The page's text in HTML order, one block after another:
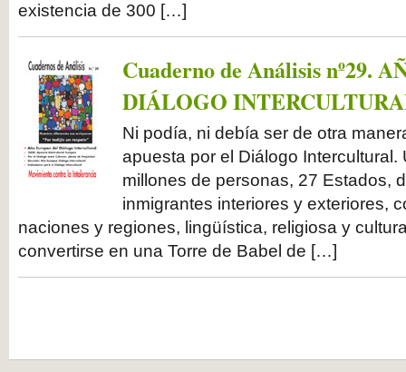
existencia de 300 […]
Cuaderno de Análisis nº29.
DIÁLOGO
Ni podía, ni debía ser de otra
apuesta por el Diálogo Intercultural.
millones de personas, 27 Estados,
inmigrantes interiores y exteriores,
naciones y regiones, lingüística, religiosa y
convertirse en una Torre de Babel de […]